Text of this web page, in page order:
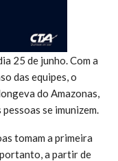
25 de junho. Com a
das equipes, o
do Amazonas,
se imunizem.
tomam a primeira
portanto, a partir de